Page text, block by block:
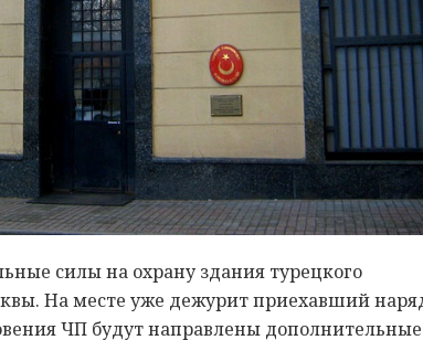
силы на охрану здания турецкого
На месте уже дежурит приехавший
ЧП будут направлены дополнительные